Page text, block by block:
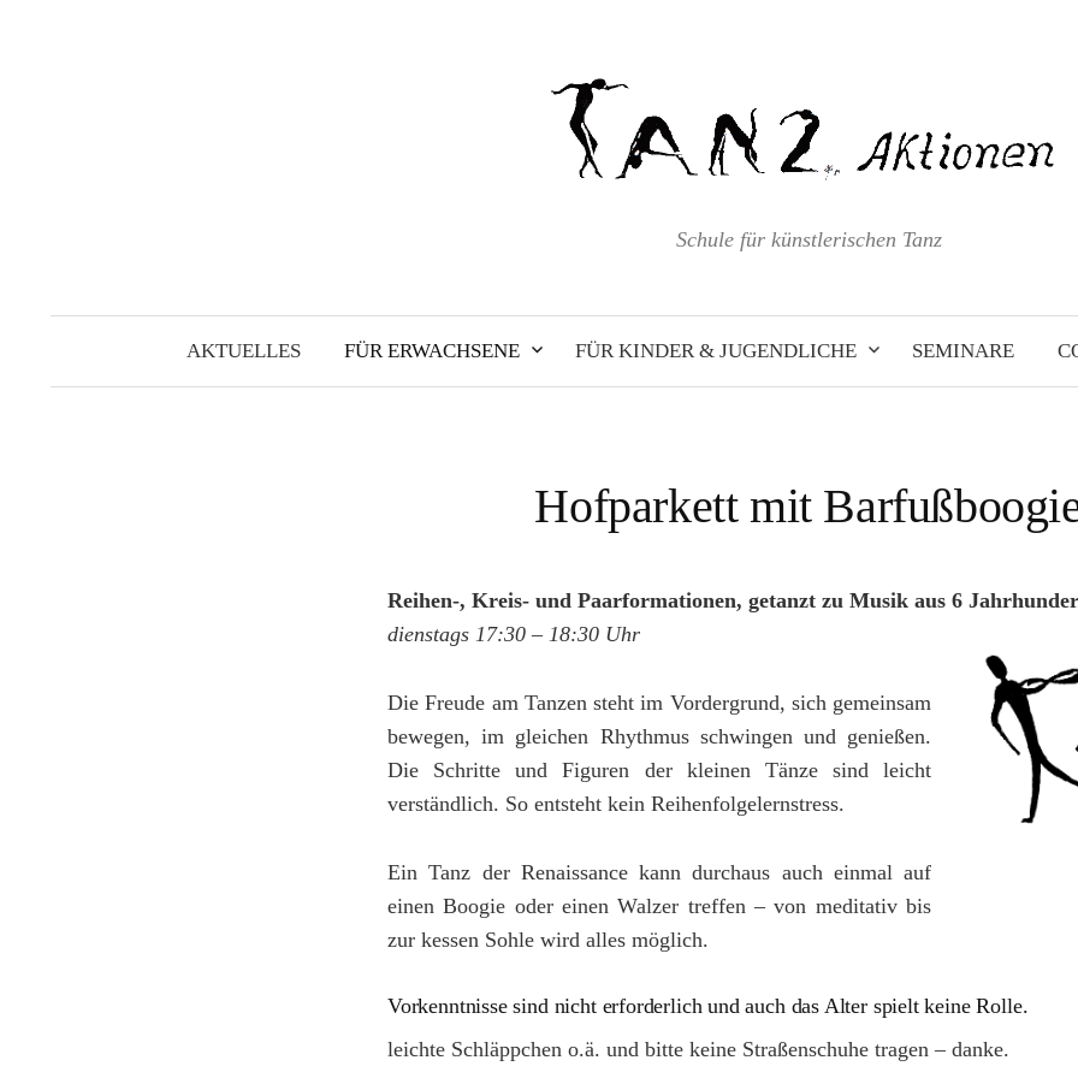
Schule für künstlerischen Tanz
AKTUELLES FÜR ERWACHSENE FÜR KINDER & JUGENDLICHE SEMINARE
Hofparkett mit
Reihen-, Kreis- und Paarformationen, getanzt zu Musik aus 6
dienstags 17:30 – 18:30 Uhr
Die Freude am Tanzen steht im Vordergrund, sich gemeinsam
bewegen, im gleichen Rhythmus schwingen und genießen.
Die Schritte und Figuren der kleinen Tänze sind leicht
verständlich. So entsteht kein Reihenfolgelernstress.
Ein Tanz der Renaissance kann durchaus auch einmal auf
einen Boogie oder einen Walzer treffen – von meditativ bis
zur kessen Sohle wird alles möglich.
Vorkenntnisse sind nicht erforderlich und auch das Alter spielt keine Rolle.
leichte Schläppchen o.ä. und bitte keine Straßenschuhe tragen – danke.